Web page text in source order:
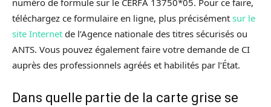
téléchargez ce formulaire en ligne, plus précisément sur le
site Internet de l’Agence nationale des titres sécurisés ou
ANTS. Vous pouvez également faire votre demande de CI
auprès des professionnels agréés et habilités par l’État.
Dans quelle partie de la carte grise se